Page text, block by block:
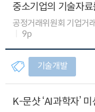
중소기업의 기술자
공정거래위원회 기업거
9p
기술개발
K-문샷 ‘AI과학자’